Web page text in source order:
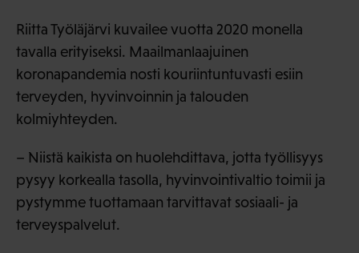
Riitta Työläjärvi kuvailee vuotta 2020 monella
tavalla erityiseksi. Maailmanlaajuinen
koronapandemia nosti kouriintuntuvasti esiin
terveyden, hyvinvoinnin ja talouden
kolmiyhteyden.
– Niistä kaikista on huolehdittava, jotta työllisyys
pysyy korkealla tasolla, hyvinvointivaltio toimii ja
pystymme tuottamaan tarvittavat sosiaali- ja
terveyspalvelut.